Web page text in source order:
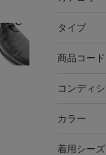
タイプ
商品コード
コンディ
カラー
着用シー